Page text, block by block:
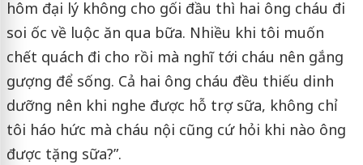
hôm đại lý không cho gối đầu thì hai ông cháu đi
soi ốc về luộc ăn qua bữa. Nhiều khi tôi muốn
chết quách đi cho rồi mà nghĩ tới cháu nên gắng
gượng để sống. Cả hai ông cháu đều thiếu dinh
dưỡng nên khi nghe được hỗ trợ sữa, không chỉ
tôi háo hức mà cháu nội cũng cứ hỏi khi nào ông
được tặng sữa?”.